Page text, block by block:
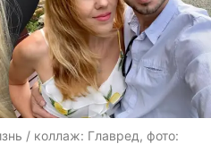
/ коллаж: Главред, фото: